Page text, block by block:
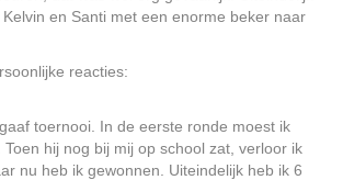
en Santi met een enorme beker naar
reacties:
toernooi. In de eerste ronde moest ik
hij nog bij mij op school zat, verloor ik
nu heb ik gewonnen. Uiteindelijk heb ik 6